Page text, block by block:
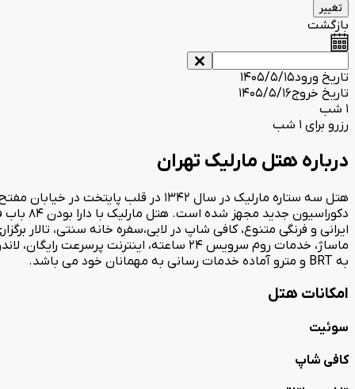
تغییر
بازگشت
تاریخ ورود1405/5/15
تاریخ خروج1405/5/16
1 شب
رزرو برای 1 شب
درباره هتل مارلیک تهران
ماساژ، خدمات روم سرویس 24 ساعته،
به BRT و مترو آماده خدمات رسانی به مهمانان خود می باشد.
امکانات هتل
سوئیت
کافی شاپ